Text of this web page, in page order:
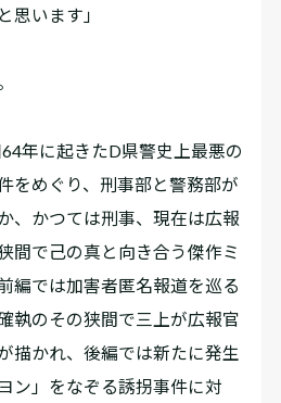
思います」
年に起きたD県警史上最悪の
をめぐり、刑事部と警務部が
、かつては刑事、現在は広報
間で己の真と向き合う傑作ミ
編では加害者匿名報道を巡る
執のその狭間で三上が広報官
描かれ、後編では新たに発生
ン」をなぞる誘拐事件に対